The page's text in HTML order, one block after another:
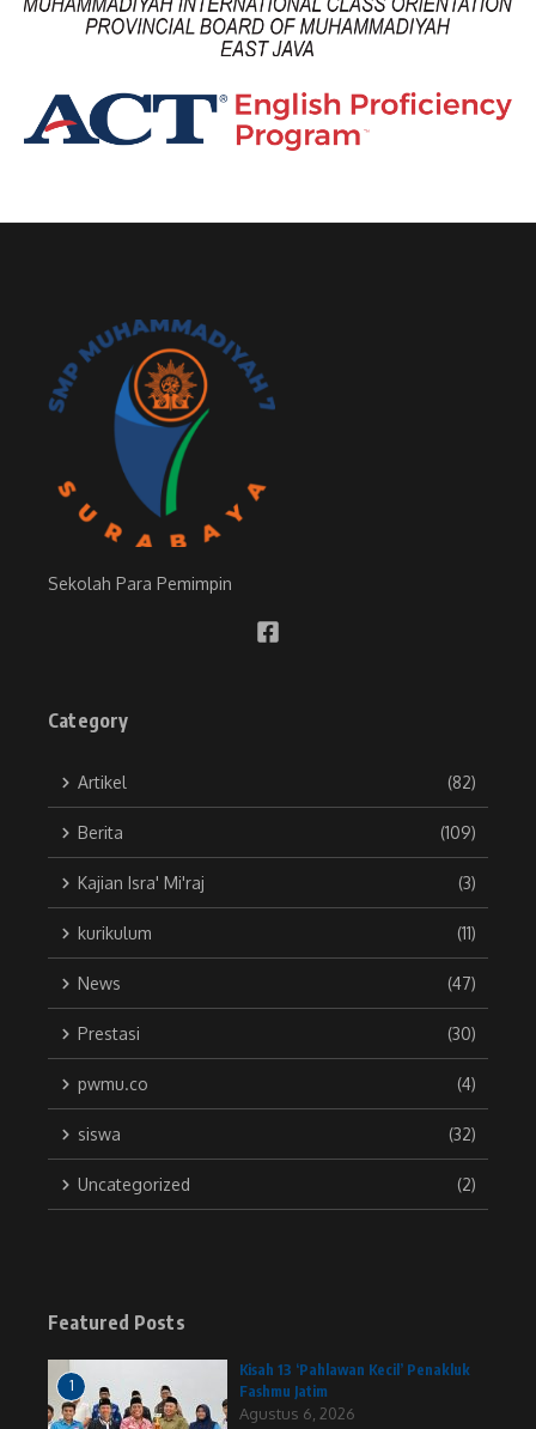
Sekolah Para Pemimpin
Category
Artikel (82)
Berita (109)
Kajian Isra' Mi'raj (3)
kurikulum (11)
News (47)
Prestasi (30)
pwmu.co (4)
siswa (32)
Uncategorized (2)
Featured Posts
1
Kisah 13 ‘Pahlawan Kecil’ Penakluk
Fashmu Jatim
Agustus 6, 2026